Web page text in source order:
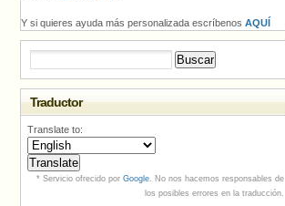
Y si quieres ayuda más personalizada escríbenos AQUÍ
Traductor
Translate to:
* Servicio ofrecido por Google. No nos hacemos responsables de
los posibles errores en la traducción.